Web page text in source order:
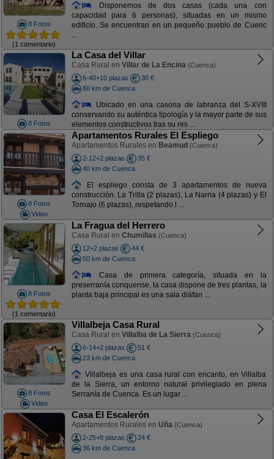
8 Fotos
(1 comentario)
Disponemos de dos casas (cada una con
capacidad para 6 personas), situadas en un mismo
edificio. Se encuentran en un pequeño pueblo de Cuenc
...
8 Fotos
La Casa del Villar
Casa Rural en Villar de La Encina (Cuenca)
6-40+10 plazas
30 €
80 km de Cuenca
Ubicado en una casona de labranza del S-XVIII
conservando su auténtica tipología y la mayor parte de sus
elementos constructivos tras su res ...
8 Fotos
Video
Apartamentos Rurales El Espliego
Apartamentos Rurales en Beamud (Cuenca)
2-12+2 plazas
35 €
40 km de Cuenca
El espliego consta de 3 apartamentos de nueva
construcción. La Trilla (2 plazas), La Narria (4 plazas) y El
Tornajo (6 plazas), respetando l ...
8 Fotos
(1 comentario)
La Fragua del Herrero
Casa Rural en Chumillas (Cuenca)
12+2 plazas
44 €
50 km de Cuenca
Casa de primera categoría, situada en la
preserranía conquense, la casa dispone de tres plantas, la
planta baja principal es una sala diáfan ...
8 Fotos
Video
Villalbeja Casa Rural
Casa Rural en Villalba de La Sierra (Cuenca)
6-14+2 plazas
51 €
23 km de Cuenca
Villalbeja es una casa rural con encanto, en Villalba
de la Sierra, un entorno natural privilegiado en plena
Serranía de Cuenca. Es un lugar ...
Casa El Escalerón
Apartamentos Rurales en Uña (Cuenca)
2-25+8 plazas
24 €
36 km de Cuenca